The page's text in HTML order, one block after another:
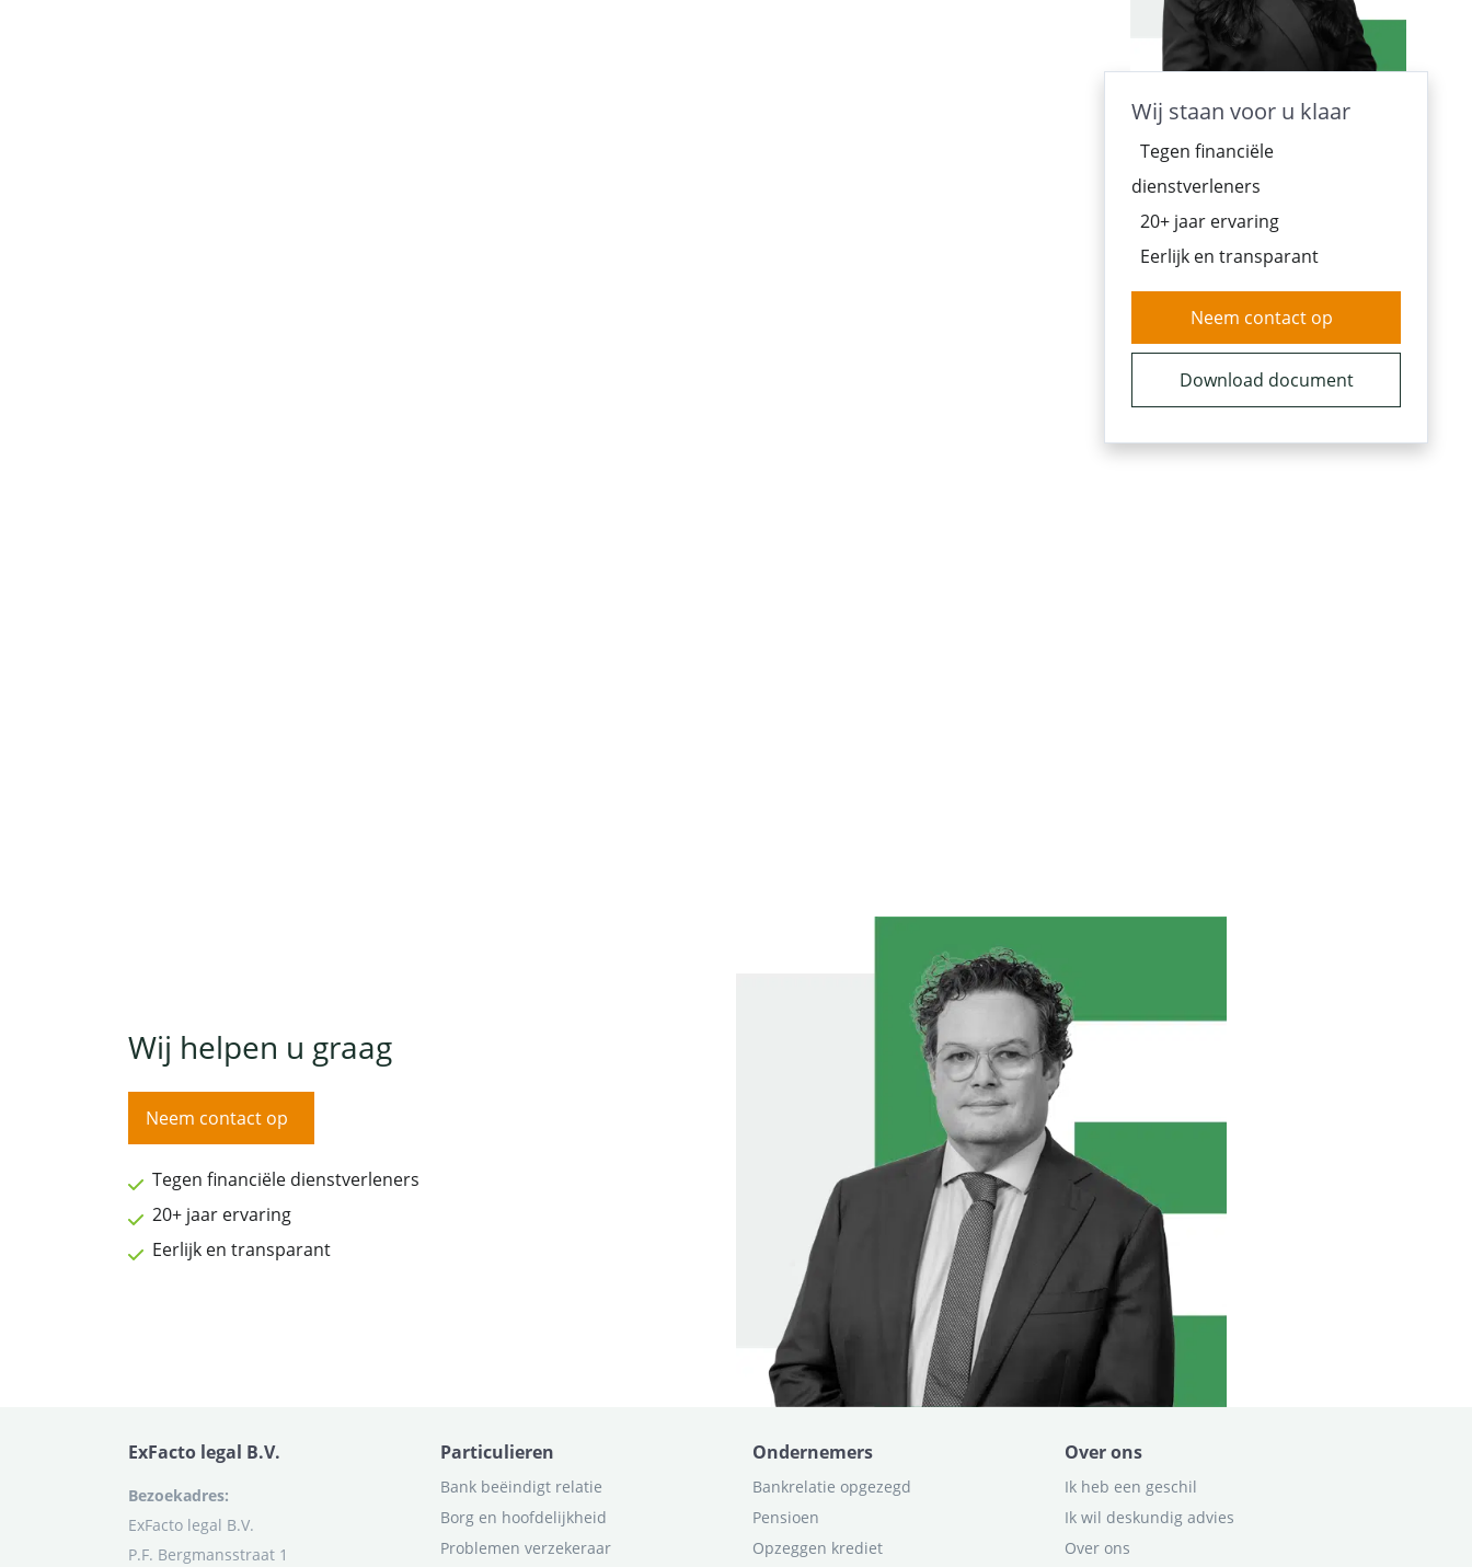
Wij staan voor u klaar
Tegen financiële
dienstverleners
20+ jaar ervaring
Eerlijk en transparant
Neem contact op
Download document
Wij helpen u graag
Neem contact op
Tegen financiële dienstverleners
20+ jaar ervaring
Eerlijk en transparant
ExFacto legal B.V.
Bezoekadres:
ExFacto legal B.V.
P.F. Bergmansstraat 1
Particulieren
Bank beëindigt relatie
Borg en hoofdelijkheid
Problemen verzekeraar
Ondernemers
Bankrelatie opgezegd
Pensioen
Opzeggen krediet
Over ons
Ik heb een geschil
Ik wil deskundig advies
Over ons